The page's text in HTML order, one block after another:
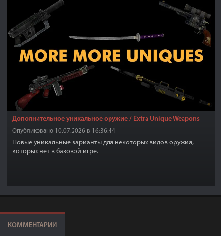
Дополнительное уникальное оружие / Extra Unique Weapons
Опубликовано 10.07.2026 в 16:36:44
Новые уникальные варианты для некоторых видов оружия,
которых нет в базовой игре.
КОММЕНТАРИИ